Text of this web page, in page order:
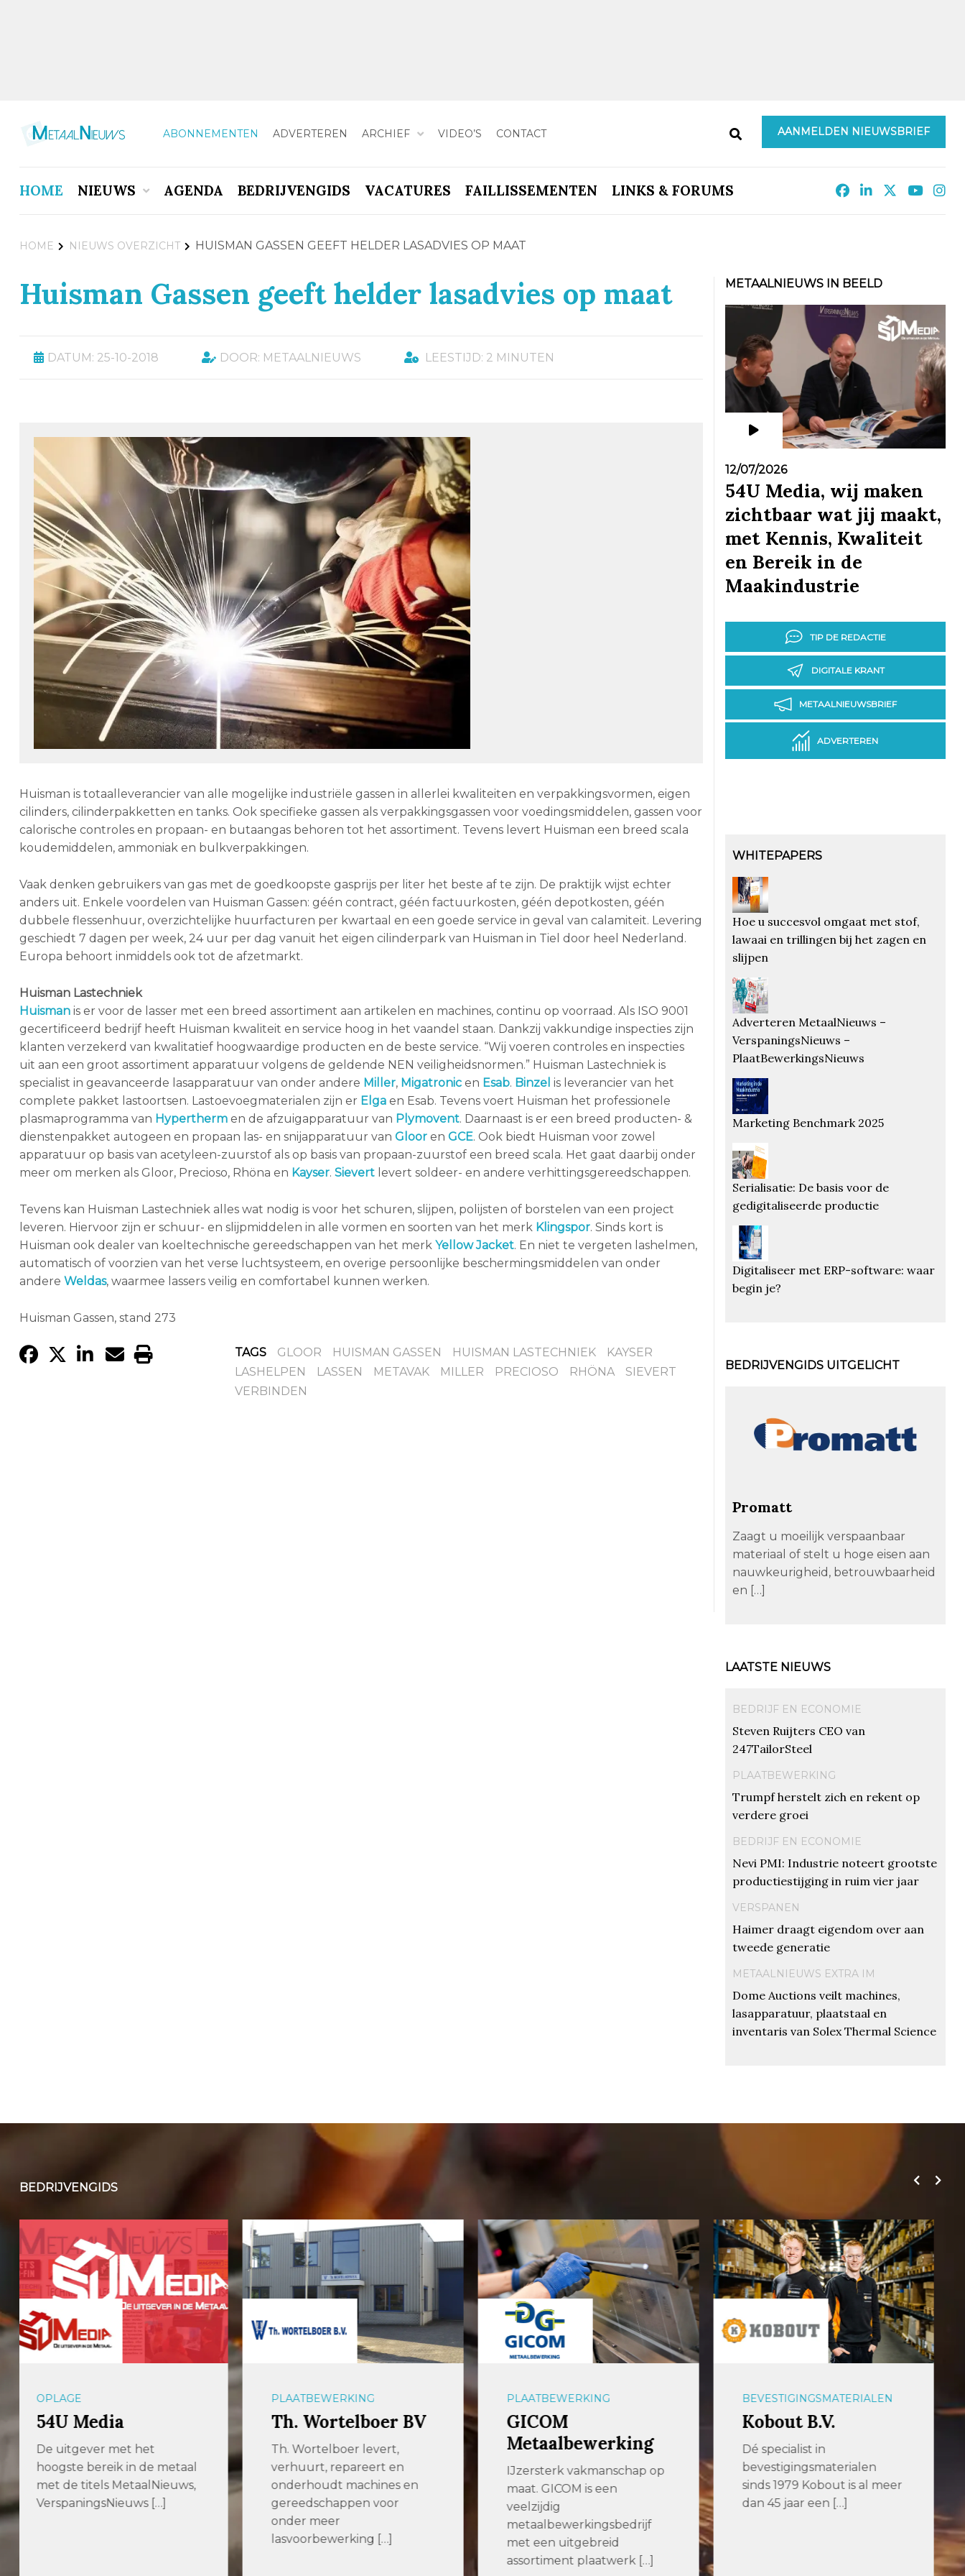
ABONNEMENTEN ADVERTEREN ARCHIEF VIDEO’S CONTACT AANMELDEN NIEUWSBRIEF
HOME NIEUWS AGENDA BEDRIJVENGIDS VACATURES FAILLISSEMENTEN LINKS & FORUMS
HOME NIEUWS OVERZICHT HUISMAN GASSEN GEEFT HELDER LASADVIES OP MAAT
Huisman Gassen geeft helder lasadvies op maat
DATUM: 25-10-2018 DOOR: METAALNIEUWS LEESTIJD: 2 MINUTEN
Huisman is totaalleverancier van alle mogelijke industriële gassen in allerlei kwaliteiten en verpakkingsvormen, eigen
cilinders, cilinderpakketten en tanks. Ook specifieke gassen als verpakkingsgassen voor voedingsmiddelen, gassen voor
calorische controles en propaan- en butaangas behoren tot het assortiment. Tevens levert Huisman een breed scala
koudemiddelen, ammoniak en bulkverpakkingen.
Vaak denken gebruikers van gas met de goedkoopste gasprijs per liter het beste af te zijn. De praktijk wijst echter
anders uit. Enkele voordelen van Huisman Gassen: géén contract, géén factuurkosten, géén depotkosten, géén
dubbele flessenhuur, overzichtelijke huurfacturen per kwartaal en een goede service in geval van calamiteit. Levering
geschiedt 7 dagen per week, 24 uur per dag vanuit het eigen cilinderpark van Huisman in Tiel door heel Nederland.
Europa behoort inmiddels ook tot de afzetmarkt.
Huisman Lastechniek
Huismanis er voor de lasser met een breed assortiment aan artikelen en machines, continu op voorraad. Als ISO 9001
gecertificeerd bedrijf heeft Huisman kwaliteit en service hoog in het vaandel staan. Dankzij vakkundige inspecties zijn
klanten verzekerd van kwalitatief hoogwaardige producten en de beste service. “Wij voeren controles en inspecties
uit aan een groot assortiment apparatuur volgens de geldende NEN veiligheidsnormen.” Huisman Lastechniek is
specialist in geavanceerde lasapparatuur van onder andere Miller, Migatronicen Esab. Binzel is leverancier van het
complete pakket lastoortsen. Lastoevoegmaterialen zijn er Elgaen Esab. Tevens voert Huisman het professionele
plasmaprogramma van Hyperthermen de afzuigapparatuur van Plymovent. Daarnaast is er een breed producten- &
dienstenpakket autogeen en propaan las- en snijapparatuur van Glooren GCE. Ook biedt Huisman voor zowel
apparatuur op basis van acetyleen-zuurstof als op basis van propaan-zuurstof een breed scala. Het gaat daarbij onder
meer om merken als Gloor, Precioso, Rhöna en Kayser. Sievertlevert soldeer- en andere verhittingsgereedschappen.
Tevens kan Huisman Lastechniek alles wat nodig is voor het schuren, slijpen, polijsten of borstelen van een project
leveren. Hiervoor zijn er schuur- en slijpmiddelen in alle vormen en soorten van het merk Klingspor. Sinds kort is
Huisman ook dealer van koeltechnische gereedschappen van het merk Yellow Jacket. En niet te vergeten lashelmen,
automatisch of voorzien van het verse luchtsysteem, en overige persoonlijke beschermingsmiddelen van onder
andere Weldas, waarmee lassers veilig en comfortabel kunnen werken.
Huisman Gassen, stand 273
TAGS GLOOR HUISMAN GASSEN HUISMAN LASTECHNIEK
KAYSER
LASHELPEN
LASSEN METAVAK MILLER PRECIOSO RHÖNA
SIEVERT
VERBINDEN
METAALNIEUWS IN BEELD
12/07/2026
54U Media, wij maken
zichtbaar wat jij maakt,
met Kennis, Kwaliteit
en Bereik in de
Maakindustrie
TIP DE REDACTIE
DIGITALE KRANT
METAALNIEUWSBRIEF
ADVERTEREN
WHITEPAPERS
Hoe u succesvol omgaat met stof,
lawaai en trillingen bij het zagen en
slijpen
Adverteren MetaalNieuws –
VerspaningsNieuws –
PlaatBewerkingsNieuws
Marketing Benchmark 2025
Serialisatie: De basis voor de
gedigitaliseerde productie
Digitaliseer met ERP-software: waar
begin je?
BEDRIJVENGIDS UITGELICHT
Promatt
Zaagt u moeilijk verspaanbaar
materiaal of stelt u hoge eisen aan
nauwkeurigheid, betrouwbaarheid
en […]
LAATSTE NIEUWS
BEDRIJF EN ECONOMIE
Steven Ruijters CEO van
247TailorSteel
PLAATBEWERKING
Trumpf herstelt zich en rekent op
verdere groei
BEDRIJF EN ECONOMIE
Nevi PMI: Industrie noteert grootste
productiestijging in ruim vier jaar
VERSPANEN
Haimer draagt eigendom over aan
tweede generatie
METAALNIEUWS EXTRA IM
Dome Auctions veilt machines,
lasapparatuur, plaatstaal en
inventaris van Solex Thermal Science
BEDRIJVENGIDS
PLAATBEWERKING
Th. Wortelboer BV
Th. Wortelboer levert,
verhuurt, repareert en
onderhoudt machines en
gereedschappen voor
PLAATBEWERKING
GICOM
Metaalbewerking
IJzersterk vakmanschap op
maat. GICOM is een
veelzijdig
metaalbewerkingsbedrijf
met een uitgebreid
BEVESTIGINGSMATERIALEN
Kobout B.V.
Dé specialist in
bevestigingsmaterialen
sinds 1979 Kobout is al meer
dan 45 jaar een […]
VERSPANEN
Dormac CNC
Solutions
Full Service CNC Solutions
Dormac CNC Solutions is al
meer dan 70 jaar dé […]